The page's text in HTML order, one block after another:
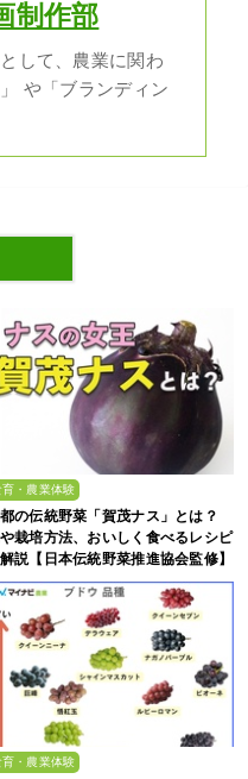
制作部
して、農業に関わ
や「ブランディン
育・農業体験
の伝統野菜「賀茂ナス」とは？
栽培方法、おいしく食べるレシピ
説【日本伝統野菜推進協会監修】
育・農業体験